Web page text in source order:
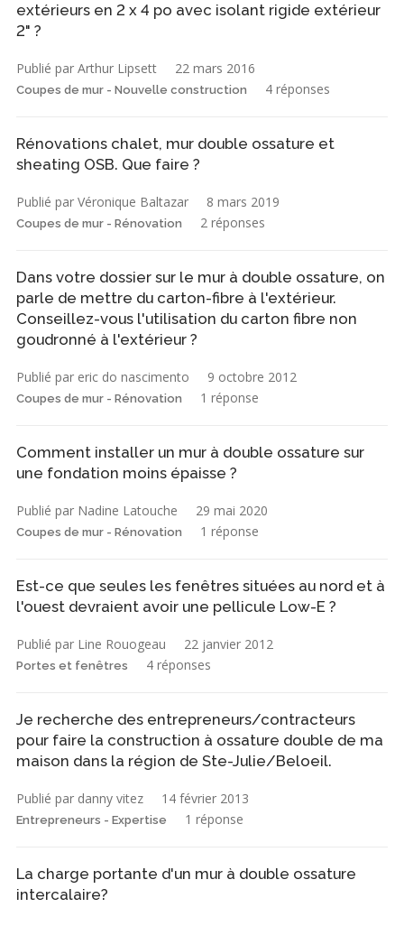
extérieurs en 2 x 4 po avec isolant rigide extérieur
2" ?
Publié par Arthur Lipsett 22 mars 2016
Coupes de mur - Nouvelle construction 4 réponses
Rénovations chalet, mur double ossature et
sheating OSB. Que faire ?
Publié par Véronique Baltazar 8 mars 2019
Coupes de mur - Rénovation 2 réponses
Dans votre dossier sur le mur à double ossature, on
parle de mettre du carton-fibre à l'extérieur.
Conseillez-vous l'utilisation du carton fibre non
goudronné à l'extérieur ?
Publié par eric do nascimento 9 octobre 2012
Coupes de mur - Rénovation 1 réponse
Comment installer un mur à double ossature sur
une fondation moins épaisse ?
Publié par Nadine Latouche 29 mai 2020
Coupes de mur - Rénovation 1 réponse
Est-ce que seules les fenêtres situées au nord et à
l'ouest devraient avoir une pellicule Low-E ?
Publié par Line Rouogeau 22 janvier 2012
Portes et fenêtres 4 réponses
Je recherche des entrepreneurs/contracteurs
pour faire la construction à ossature double de ma
maison dans la région de Ste-Julie/Beloeil.
Publié par danny vitez 14 février 2013
Entrepreneurs - Expertise 1 réponse
La charge portante d'un mur à double ossature
intercalaire?